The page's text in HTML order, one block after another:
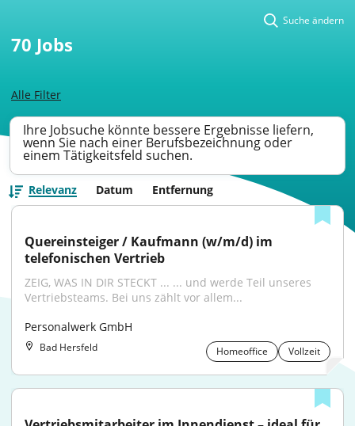
Alle Filter
Suche ändern
70 Jobs
Ihre Jobsuche könnte bessere Ergebnisse liefern,
wenn Sie nach einer Berufsbezeichnung oder
einem Tätigkeitsfeld suchen.
Relevanz Datum Entfernung
Quereinsteiger / Kaufmann (w/m/d) im
telefonischen Vertrieb
ZEIG, WAS IN DIR STECKT ... ... und werde Teil unseres
Vertriebsteams. Bei uns zählt vor allem...
Personalwerk GmbH
Bad Hersfeld Homeoffice Vollzeit